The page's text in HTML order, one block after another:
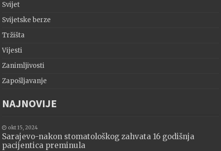
Svijet
Svijetske berze
Tržišta
Vijesti
Zanimljivosti
Zapošljavanje
NAJNOVIJE
okt 15, 2024
Sarajevo-nakon stomatološkog zahvata 16 godišnja
pacijentica preminula